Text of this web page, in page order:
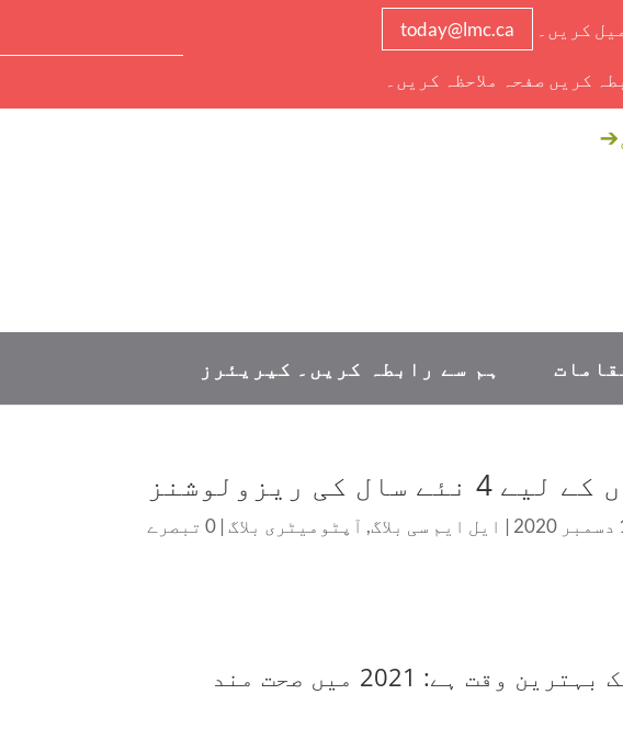
کریں۔ today@lmc.ca
کریں صفحہ ملاحظہ کریں۔
➔
ہم سے رابطہ کریں۔ کیریئرز
کی ریزولوشنز
| ایل ایم سی بلاگ, آپٹومیٹری بلاگ | 0 تبصرے
سال کا آغاز صحت کی خراب عادتوں کو دوبارہ شروع کرنے کا ایک بہترین وقت ہے: 2021 میں صحت مند